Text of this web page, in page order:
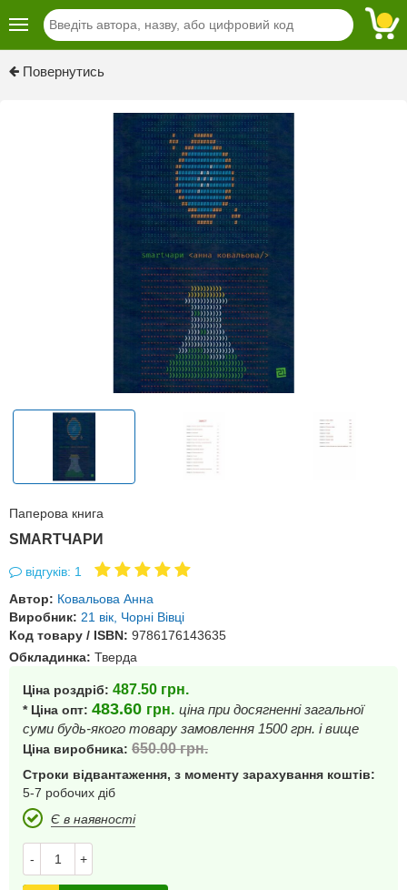
Повернутись
Паперова книга
SMARTЧАРИ
відгуків: 1
Автор: Ковальова Анна
Виробник: 21 вік, Чорні Вівці
Код товару / ISBN: 9786176143635
Обкладинка: Тверда
Ціна роздріб: 487.50 грн.
* Ціна опт: 483.60 грн. ціна при досягненні загальної
суми будь-якого товару замовлення 1500 грн. і вище
Ціна виробника: 650.00грн.
Строки відвантаження, з моменту зарахування коштів:
5-7 робочих діб
Є в наявності
- +